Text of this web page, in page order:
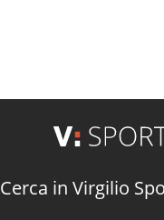
Cerca in Virgilio